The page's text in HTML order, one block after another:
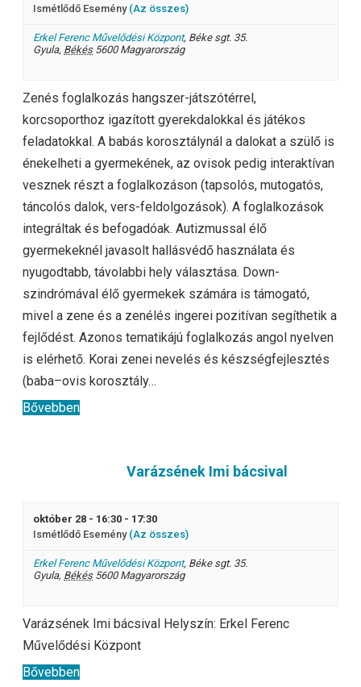
Ismétlődő Esemény (Az összes)
Erkel Ferenc Művelődési Központ, Béke sgt. 35.
Gyula, Békés 5600 Magyarország
Zenés foglalkozás hangszer-játszótérrel,
korcsoporthoz igazított gyerekdalokkal és játékos
feladatokkal. A babás korosztálynál a dalokat a szülő is
énekelheti a gyermekének, az ovisok pedig interaktívan
vesznek részt a foglalkozáson (tapsolós, mutogatós,
táncolós dalok, vers-feldolgozások). A foglalkozások
integráltak és befogadóak. Autizmussal élő
gyermekeknél javasolt hallásvédő használata és
nyugodtabb, távolabbi hely választása. Down-
szindrómával élő gyermekek számára is támogató,
mivel a zene és a zenélés ingerei pozitívan segíthetik a
fejlődést. Azonos tematikájú foglalkozás angol nyelven
is elérhető. Korai zenei nevelés és készségfejlesztés
(baba–ovis korosztály…
Bővebben
Varázsének Imi bácsival
október 28 - 16:30 - 17:30
Ismétlődő Esemény (Az összes)
Erkel Ferenc Művelődési Központ, Béke sgt. 35.
Gyula, Békés 5600 Magyarország
Varázsének Imi bácsival Helyszín: Erkel Ferenc
Művelődési Központ
Bővebben